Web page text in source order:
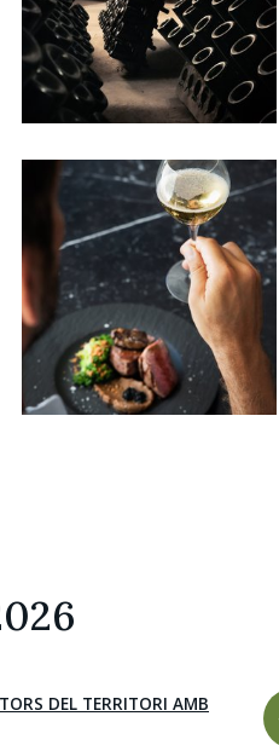
DEL TERRITORI AMB